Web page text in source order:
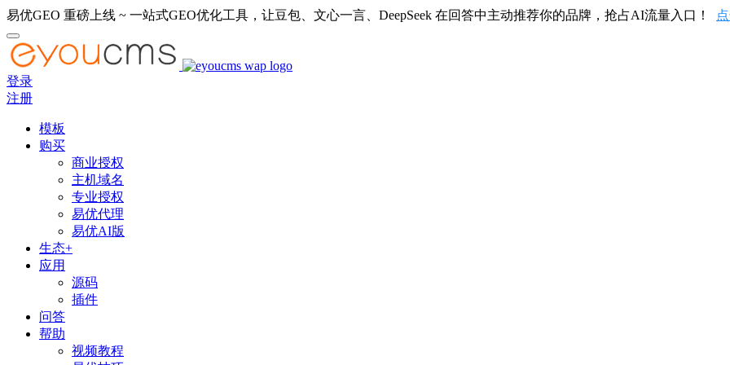
易优GEO 重磅上线 ~ 一站式GEO优化工具，让豆包、文心一言、DeepSeek 在回答中主动推荐你的品牌，抢占AI流量入口！
登录
注册
模板
购买
商业授权
主机域名
专业授权
易优代理
易优AI版
生态+
应用
源码
插件
问答
帮助
视频教程